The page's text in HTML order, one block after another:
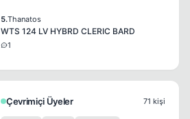
5.Thanatos
WTS 124 LV HYBRD CLERIC BARD
1
Çevrimiçi Üyeler 71 kişi